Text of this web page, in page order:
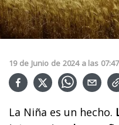
19 de Junio de 2024 a las 07:47
La Niña es un hecho.